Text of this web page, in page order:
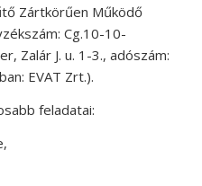
Zártkörűen Működő
Cg.10-10-
Zalár J. u. 1-3., adószám:
EVAT Zrt.).
feladatai: